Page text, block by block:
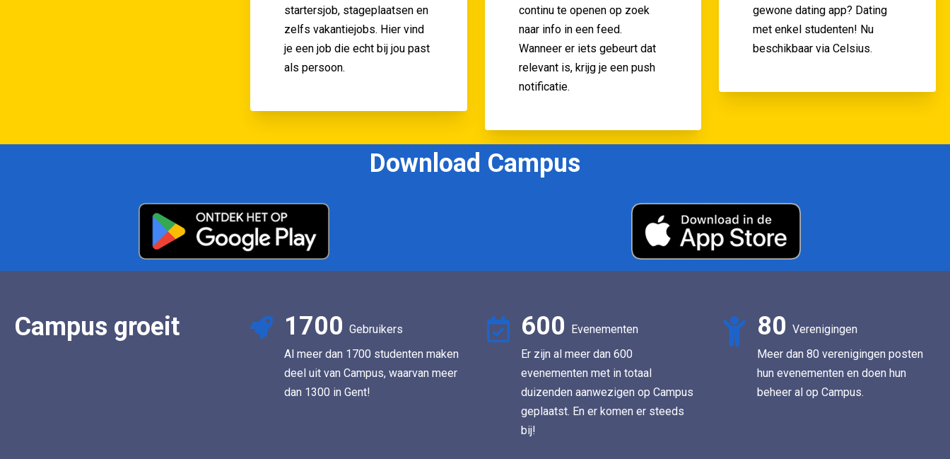
startersjob, stageplaatsen en
zelfs vakantiejobs. Hier vind
je een job die echt bij jou past
als persoon.
continu te openen op zoek
naar info in een feed.
Wanneer er iets gebeurt dat
relevant is, krijg je een push
notificatie.
gewone dating app? Dating
met enkel studenten! Nu
beschikbaar via Celsius.
Download Campus
Campus groeit 1700 Gebruikers
Al meer dan 1700 studenten maken
deel uit van Campus, waarvan meer
dan 1300 in Gent!
600 Evenementen
Er zijn al meer dan 600
evenementen met in totaal
duizenden aanwezigen op Campus
geplaatst. En er komen er steeds
bij!
80 Verenigingen
Meer dan 80 verenigingen posten
hun evenementen en doen hun
beheer al op Campus.